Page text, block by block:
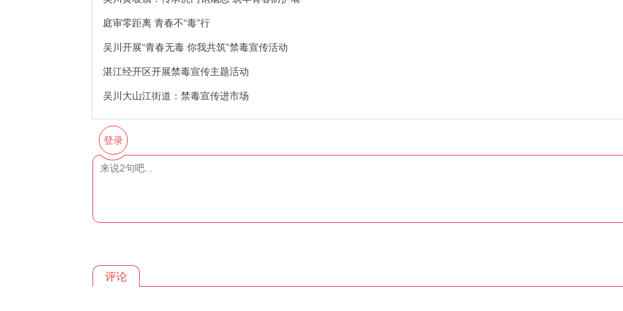
庭审零距离 青春不“毒”行
吴川开展“青春无毒 你我共筑”禁毒宣传活动
湛江经开区开展禁毒宣传主题活动
吴川大山江街道：禁毒宣传进市场
登录
评论